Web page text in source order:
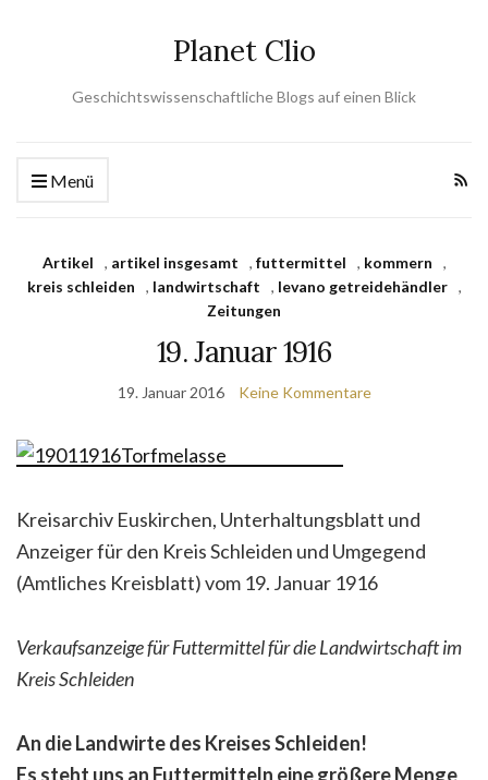
Planet Clio
Geschichtswissenschaftliche Blogs auf einen Blick
Menü
Artikel , artikel insgesamt , futtermittel , kommern
,
kreis schleiden
, landwirtschaft , levano getreidehändler
,
Zeitungen
19. Januar 1916
19. Januar 2016 Keine Kommentare
Kreisarchiv Euskirchen, Unterhaltungsblatt und
Anzeiger für den Kreis Schleiden und Umgegend
(Amtliches Kreisblatt) vom 19. Januar 1916
Verkaufsanzeige für Futtermittel für die Landwirtschaft im
Kreis Schleiden
An die Landwirte des Kreises Schleiden!
Es steht uns an Futtermitteln eine größere Menge